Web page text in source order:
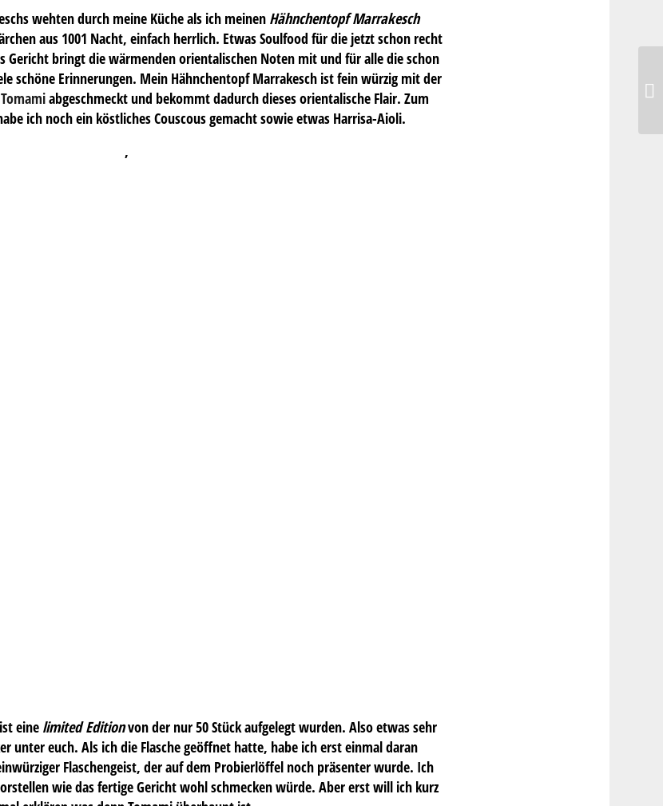
wehten durch meine Küche als ich meinen Hähnchentopf Marrakesch
aus 1001 Nacht, einfach herrlich. Etwas Soulfood für die jetzt schon recht
Gericht bringt die wärmenden orientalischen Noten mit und für alle die schon
schöne Erinnerungen. Mein Hähnchentopf Marrakesch ist fein würzig mit der
Tomamiabgeschmeckt und bekommt dadurch dieses orientalische Flair. Zum
ich noch ein köstliches Couscous gemacht sowie etwas Harrisa-Aioli.
,
eine limited Editionvon der nur 50 Stück aufgelegt wurden. Also etwas sehr
unter euch. Als ich die Flasche geöffnet hatte, habe ich erst einmal daran
Flaschengeist, der auf dem Probierlöffel noch präsenter wurde. Ich
wie das fertige Gericht wohl schmecken würde. Aber erst will ich kurz